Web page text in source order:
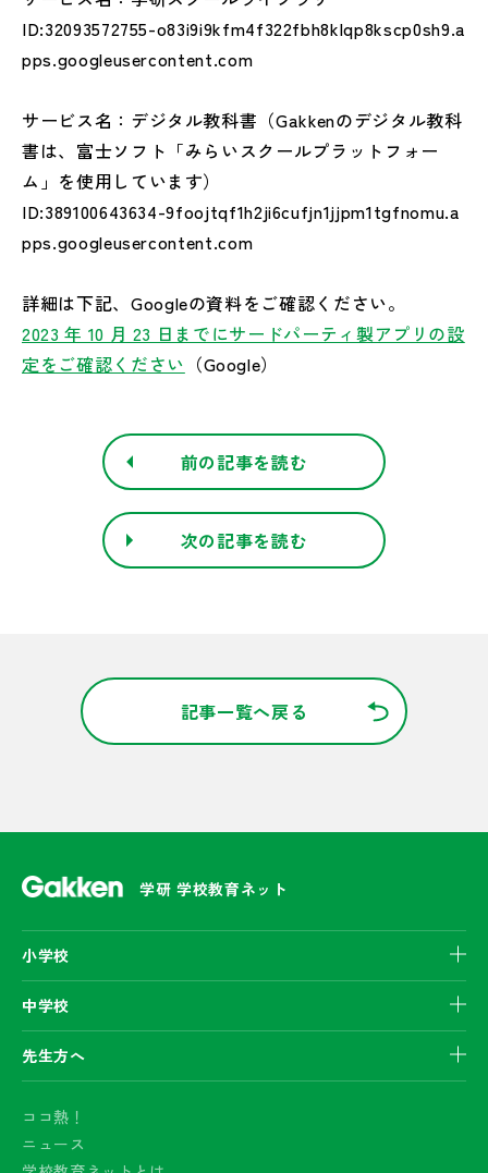
ID:32093572755-o83i9i9kfm4f322fbh8klqp8kscp0sh9.a
pps.googleusercontent.com
サービス名：デジタル教科書（Gakkenのデジタル教科
書は、富士ソフト「みらいスクールプラットフォー
ム」を使用しています）
ID:389100643634-9foojtqf1h2ji6cufjn1jjpm1tgfnomu.a
pps.googleusercontent.com
詳細は下記、Googleの資料をご確認ください。
2023 年 10 月 23 日までにサードパーティ製アプリの設
定をご確認ください （Google）
前の記事を読む
次の記事を読む
記事一覧へ戻る
学研 学校教育ネット
小学校
中学校
先生方へ
ココ熱！
ニュース